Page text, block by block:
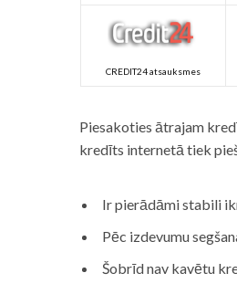
CREDIT24 atsauksmes
Piesakoties ātrajam
kredīts internetā tiek
Ir pierādāmi stabili
Pēc izdevumu
Šobrīd nav kavētu